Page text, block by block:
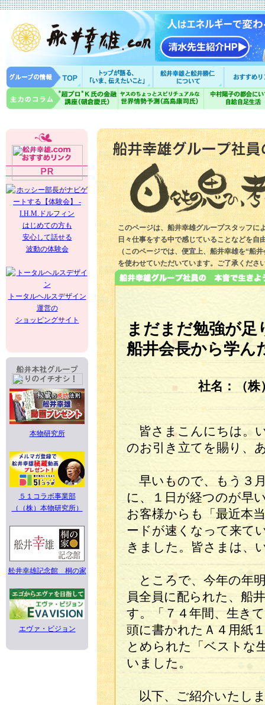
はじめての方も
安心して話せる
波動の体験会
トータルヘルスデザイン
運営の
ショッピングサイト
本物研究所
５１コラボ事業部
（（株）本物研究所）
舩井幸雄記念館 桐の家
エヴァ・ビジョン
このページは、船井幸雄グループスタッフに
日々仕事をする中で感じていることなどを自
（このページでは、便宜上、船井幸雄を“船
を使わせていただいています。ご了承くださ
まだまだ勉強が
船井会長から学ん
社名：（
皆さまこんにちは。
のお引き立てを賜り、
早いもので、もう３
に、１日が経つのが早
お客様からも「最近本
ードが速くなって来て
きました。皆さまは、
ところで、今年の年
員全員に配られた、船
す。「７４年間、生き
頭に書かれたＡ４用紙
とめられた「ベストな
いました。
以下、ご紹介いたし